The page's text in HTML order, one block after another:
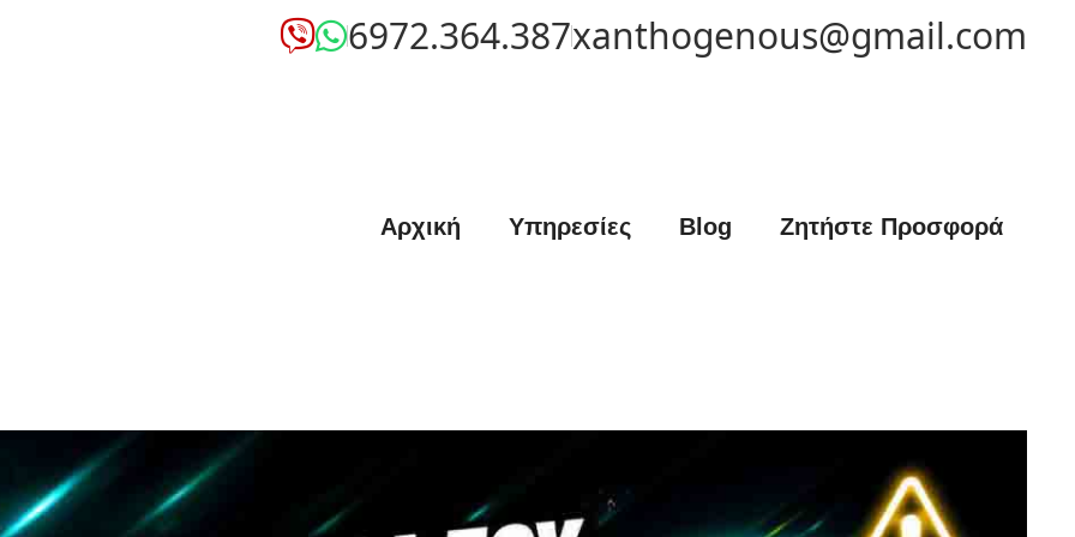
6972.364.387xanthogenous@gmail.com
Αρχική Υπηρεσίες Blog Ζητήστε Προσφορά